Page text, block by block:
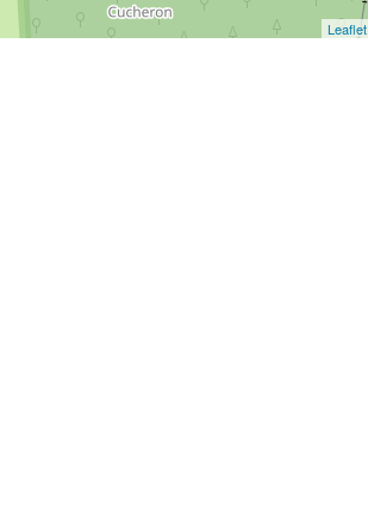
Leaflet